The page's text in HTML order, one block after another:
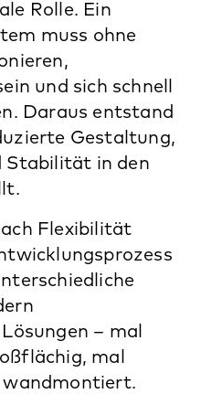
Rolle. Ein
muss ohne
und sich schnell
Daraus entstand
Gestaltung,
Stabilität in den
Flexibilität
– mal
mal